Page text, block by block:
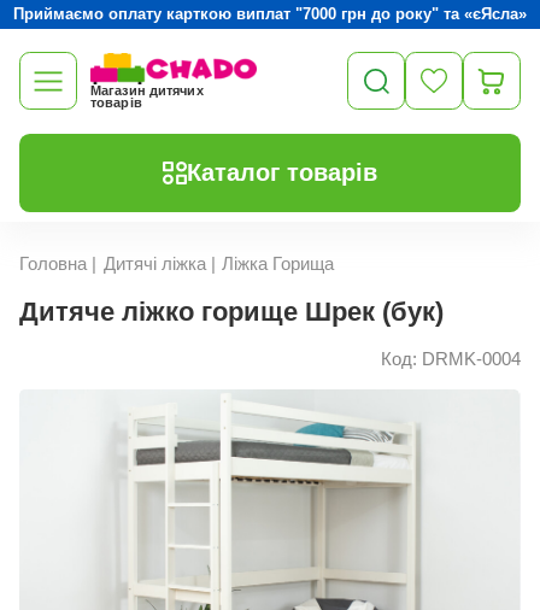
Приймаємо оплату карткою виплат "7000 грн до року" та «єЯсла»
Магазин дитячих
товарів
Каталог товарів
Головна | Дитячі ліжка| Ліжка Горища
Дитяче ліжко горище Шрек (бук)
Код: DRMK-0004